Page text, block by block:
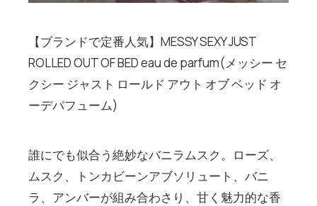
【ブランドで定番人気】MESSY SEXY JUST
ROLLED OUT OF BED eau de parfum(メッシー セ
クシー ジャスト ロールド アウト オブ ベッド オ
ーデパフューム)
誰にでも似合う絶妙なバニラムスク。ローズ、
ムスク、トンカビーンアブソリュート、バニ
ラ、アンバーが組み合わさり、甘く魅力的な香